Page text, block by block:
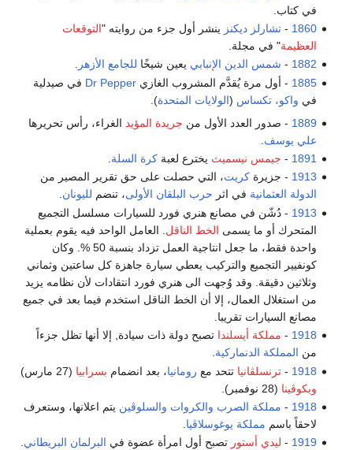
في كتاب.
1860
-تشارلز ديكنز ينشر أول جزء من روايته "التوقعات
العظيمة" في مجلة.
1882
- شمس الدين الإنبابي يعين شيخًا للجامع الأزهر .
1885 - أول مرة يُقدَّم المشروب الغازيDr Pepper في صيدلية
في واكو، تكساس (الولايات المتحدة).
1889 - صدور العدد الأول من جريدة المؤيد الغراء، رأس تحريرها
علي يوسف
1891
- جيمس نيسميث يخترع لعبةكرة السلة
1913 - جزيرةكريت، التي حصلت على حق تقرير المصير من
الدولة العثمانية في اثر حرب البلقان الأولى، تنضم لليونان.
1913 - دُشّن في مصانع هنري فورد للسيارات مسلسل التجميع
المتحرك أو ما يسمى الخط الناقل . العامل الواحد فيه يقوم بعملية
واحدة فقط، ما جعل انتاجية العمل تزداد بنسبة 50 %. وكان
كونفيير التجميع والتركيب يعطي سيارة جاهزة كل ساعتين وثماني
وثلاثين دقيقة. وقد وُجهت الى هنري فورد انتقادات لأن نظامه يزيد
من استغلال العمال، إلا أن الخط الناقل استخدم فيما بعد في جميع
مصانع السيارات تقريبا.
1918
- مملكة أيسلندا تصبح دولة ذات سيادة, إلا أنها تظل جزءاً
من المملكة الدنماركية.
1918
-ترنسلڤانيا تتحد مع رومانيا، بعد انضمام بسرابيا (27 مارس)
وبكوڤينا (28 نوفمبر).
1918
- مملكة الصرب والكروات والسلوڤين يتم اعلانها، وستعرف
لاحقاً باسم مملكة يوغوسلاڤيا
1919
- ليدي أستور تصبح أول امرأة عضوة في البرلمان البريطاني.